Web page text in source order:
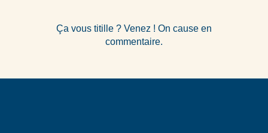
Ça vous titille ? Venez ! On cause en
commentaire.